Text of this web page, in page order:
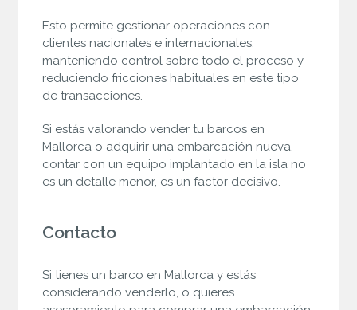
Esto permite gestionar operaciones con
clientes nacionales e internacionales,
manteniendo control sobre todo el proceso y
reduciendo fricciones habituales en este tipo
de transacciones.
Si estás valorando vender tu barcos en
Mallorca o adquirir una embarcación nueva,
contar con un equipo implantado en la isla no
es un detalle menor, es un factor decisivo.
Contacto
Si tienes un barco en Mallorca y estás
considerando venderlo, o quieres